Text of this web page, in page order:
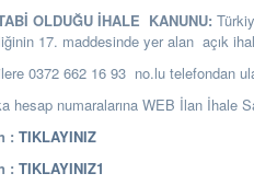
OLDUĞU İHALE KANUNU:
17. maddesinde yer alan açık
0372 662 16 93 no.lu telefondan
hesap numaralarına WEB İlan İhale
: TIKLAYINIZ
: TIKLAYINIZ1